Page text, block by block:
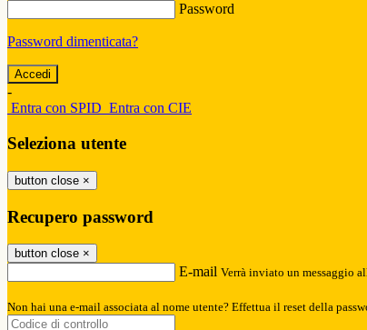
Password
Password dimenticata?
-
Entra con SPID Entra con CIE
Seleziona utente
button close ×
Recupero password
button close ×
E-mail Verrà inviato un messaggio
Non hai una e-mail associata al nome utente? Effettua il reset della